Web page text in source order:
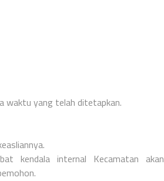
waktu yang telah ditetapkan.
kendala internal Kecamatan akan